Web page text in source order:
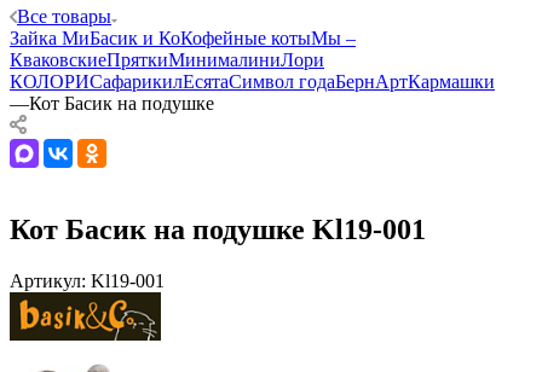
Все товары
Зайка МиБасик и КоКофейные котыМы –
КваковскиеПряткиМинималиниЛори
КОЛОРИСафарикилЕсятаСимвол годаБернАртКармашки
—Кот Басик на подушке
Кот Басик на подушке Kl19-001
Артикул: Kl19-001